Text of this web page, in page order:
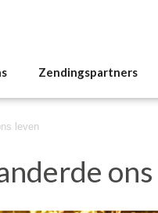
Zendingspartners
leven